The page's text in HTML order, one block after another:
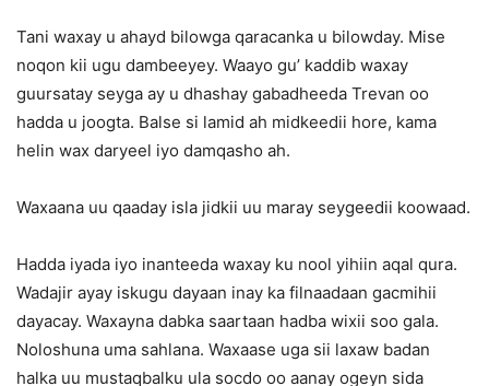
Tani waxay u ahayd bilowga qaracanka u bilowday. Mise
noqon kii ugu dambeeyey. Waayo gu’ kaddib waxay
guursatay seyga ay u dhashay gabadheeda Trevan oo
hadda u joogta. Balse si lamid ah midkeedii hore, kama
helin wax daryeel iyo damqasho ah.
Waxaana uu qaaday isla jidkii uu maray seygeedii koowaad.
Hadda iyada iyo inanteeda waxay ku nool yihiin aqal qura.
Wadajir ayay iskugu dayaan inay ka filnaadaan gacmihii
dayacay. Waxayna dabka saartaan hadba wixii soo gala.
Noloshuna uma sahlana. Waxaase uga sii laxaw badan
halka uu mustaqbalku ula socdo oo aanay ogeyn sida